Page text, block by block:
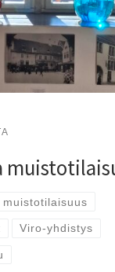
muistotilaisuus
Viro-yhdistys